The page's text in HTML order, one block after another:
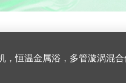
仪，梅毒旋转仪,红外线灭菌器，微孔板恒温振荡器，恒温混匀仪，水平摇床，牛奶抗生素恒